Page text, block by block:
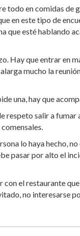
todo en comidas de
en este tipo de
que esté hablando
Hay que entrar en
mucho la
una, hay que
respeto salir a
lo haya hecho,
pasar por alto el
el restaurante
no interesarse